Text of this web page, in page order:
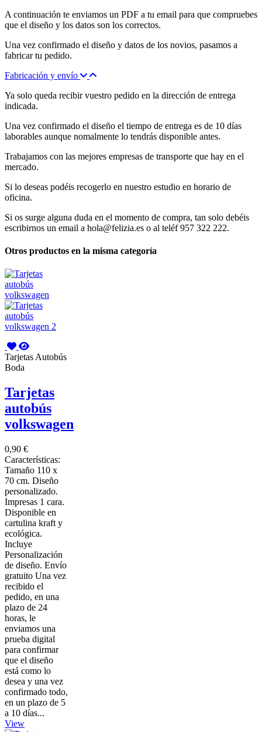
A continuación te enviamos un PDF a tu email para que compruebes
que el diseño y los datos son los correctos.
Una vez confirmado el diseño y datos de los novios, pasamos a
fabricar tu pedido.
Fabricación y envío
Ya solo queda recibir vuestro pedido en la dirección de entrega
indicada.
Una vez confirmado el diseño el tiempo de entrega es de 10 días
laborables aunque nomalmente lo tendrás disponible antes.
Trabajamos con las mejores empresas de transporte que hay en el
mercado.
Si lo deseas podéis recogerlo en nuestro estudio en horario de
oficina.
Si os surge alguna duda en el momento de compra, tan solo debéis
escribirnos un email a hola@felizia.es o al teléf 957 322 222.
Otros productos en la misma categoría
Tarjetas Autobús
Boda
Tarjetas
autobús
volkswagen
0,90 €
Características:
Tamaño 110 x
70 cm. Diseño
personalizado.
Impresas 1 cara.
Disponible en
cartulina kraft y
ecológica.
Incluye
Personalización
de diseño. Envío
gratuito Una vez
recibido el
pedido, en una
plazo de 24
horas, le
enviamos una
prueba digital
para confirmar
que el diseño
está como lo
desea y una vez
confirmado todo,
en un plazo de 5
a 10 días...
View